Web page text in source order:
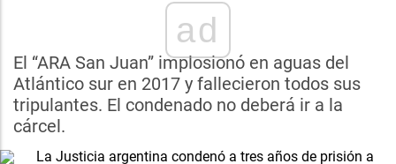
ad
El “ARA San Juan” implosionó en aguas del
Atlántico sur en 2017 y fallecieron todos sus
tripulantes. El condenado no deberá ir a la
cárcel.